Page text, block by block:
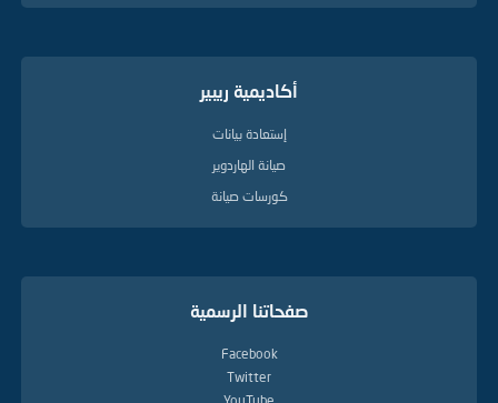
أكاديمية ريبير
إستعادة بيانات
صيانة الهاردوير
كورسات صيانة
صفحاتنا الرسمية
Facebook
Twitter